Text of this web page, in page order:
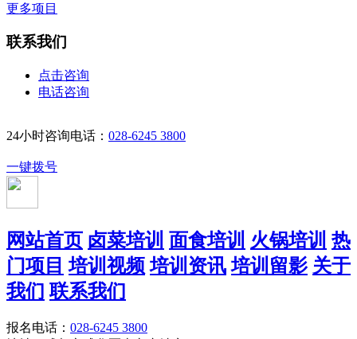
更多项目
联系我们
点击咨询
电话咨询
24小时咨询电话： 028-6245 3800
一键拨号
网站首页 卤菜培训 面食培训 火锅培训 热
门项目 培训视频 培训资讯 培训留影 关于
我们 联系我们
报名电话： 028-6245 3800